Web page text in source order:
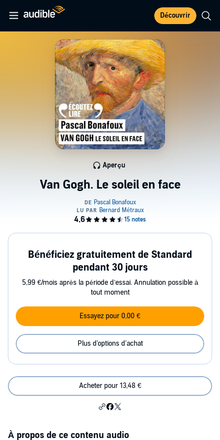
Découvrir
Van Gogh. Le soleil en face
Aperçu
Bénéficiez gratuitement de Standard
pendant 30 jours
5,99 €/mois après la période d’essai. Annulation possible à
tout moment
Essayez pour 0,00 €
Plus d'options d'achat
Acheter pour 13,48 €
À propos de ce contenu audio